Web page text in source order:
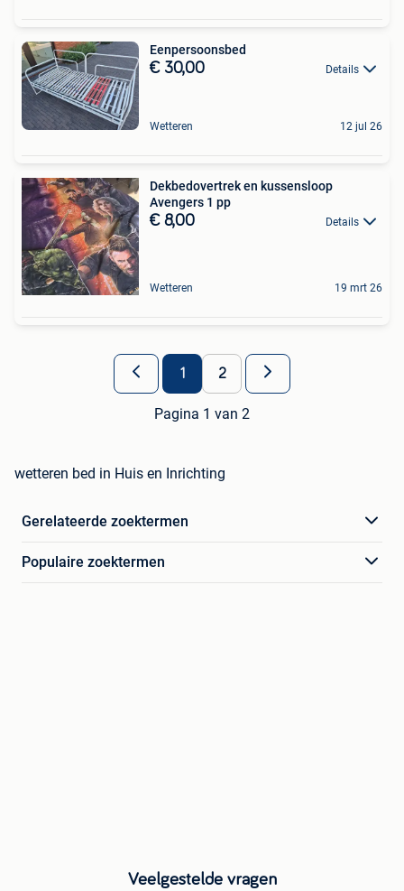
Eenpersoonsbed
€ 30,00 Details
Wetteren 12 jul 26
Dekbedovertrek en kussensloop
Avengers 1 pp
€ 8,00 Details
Wetteren 19 mrt 26
1 2
Pagina 1 van 2
wetteren bed in Huis en Inrichting
Gerelateerde zoektermen
Populaire zoektermen
Veelgestelde vragen